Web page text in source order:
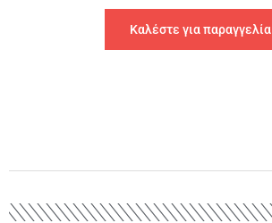
Καλέστε για παραγγελία